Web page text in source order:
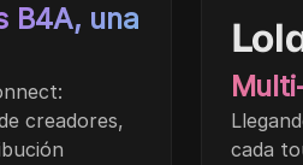
B4A, una
creadores,
cada